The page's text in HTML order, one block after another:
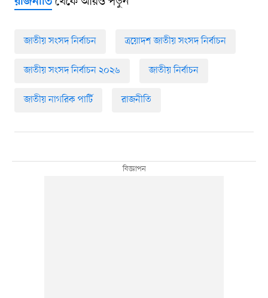
জাতীয় সংসদ নির্বাচন ত্রয়োদশ জাতীয় সংসদ নির্বাচন
জাতীয় সংসদ নির্বাচন ২০২৬ জাতীয় নির্বাচন
জাতীয় নাগরিক পার্টি রাজনীতি